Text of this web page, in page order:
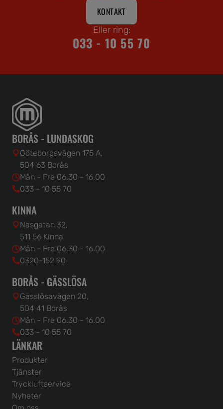
KONTAKT
Eller ring:
033 - 10 55 70
BORÅS - LUNDASKOG
Göteborgsvägen 175 A,
504 63 Borås
Mån - Fre 06.30 - 16.00
033 - 10 55 70
KINNA
Näsgatan 32,
511 56 Kinna
Mån - Fre 06.30 - 16.00
0320-152 90
BORÅS - GÄSSLÖSA
Gässlösavägen 20,
504 41 Borås
Mån - Fre 06.30 - 16.00
033 - 10 55 70
LÄNKAR
Produkter
Tjänster
Tryckluftservice
Nyheter